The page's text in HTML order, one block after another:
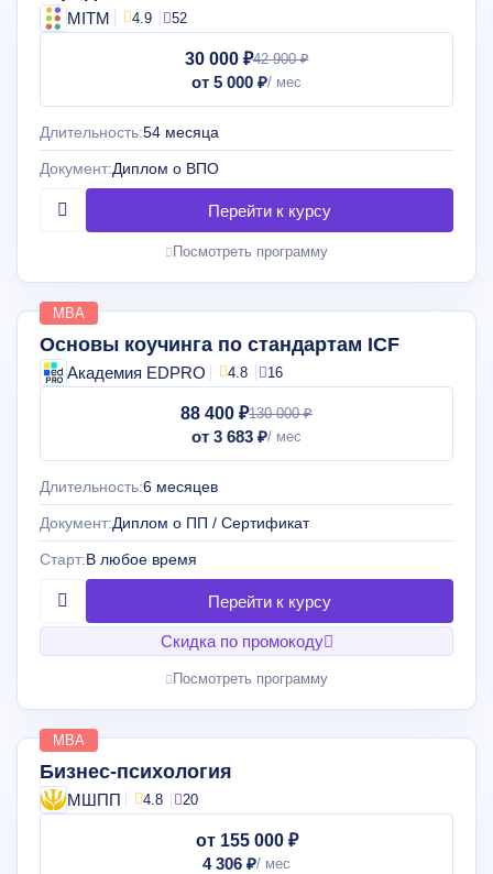
MITM 4.9 52
30 000 ₽42 900 ₽
от 5 000 ₽
Длительность:54 месяца
Документ:Диплом о ВПО
Посмотреть программу
MBA
Основы коучинга по стандартам ICF
Академия EDPRO 4.8 16
88 400 ₽130 000 ₽
от 3 683 ₽
Длительность:6 месяцев
Документ:Диплом о ПП / Сертификат
Старт:В любое время
Скидка по промокоду
Посмотреть программу
MBA
Бизнес-психология
МШПП 4.8 20
от 155 000 ₽
4 306 ₽